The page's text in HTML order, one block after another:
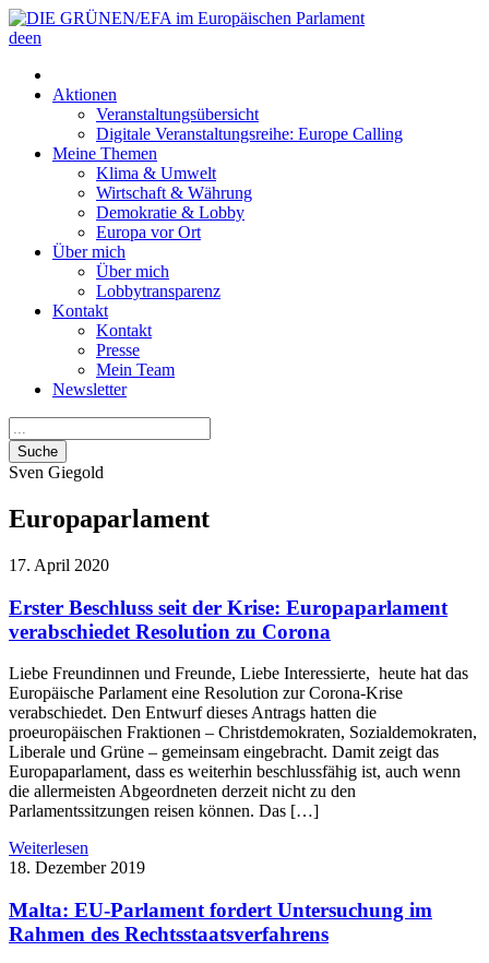
deen
Aktionen
Veranstaltungsübersicht
Digitale Veranstaltungsreihe: Europe Calling
Meine Themen
Klima & Umwelt
Wirtschaft & Währung
Demokratie & Lobby
Europa vor Ort
Über mich
Über mich
Lobbytransparenz
Kontakt
Kontakt
Presse
Mein Team
Newsletter
Suche
Sven Giegold
Europaparlament
17. April 2020
Erster Beschluss seit der Krise: Europaparlament
verabschiedet Resolution zu Corona
Liebe Freundinnen und Freunde, Liebe Interessierte, heute hat das
Europäische Parlament eine Resolution zur Corona-Krise
verabschiedet. Den Entwurf dieses Antrags hatten die
proeuropäischen Fraktionen – Christdemokraten, Sozialdemokraten,
Liberale und Grüne – gemeinsam eingebracht. Damit zeigt das
Europaparlament, dass es weiterhin beschlussfähig ist, auch wenn
die allermeisten Abgeordneten derzeit nicht zu den
Parlamentssitzungen reisen können. Das […]
Weiterlesen
18. Dezember 2019
Malta: EU-Parlament fordert Untersuchung im
Rahmen des Rechtsstaatsverfahrens